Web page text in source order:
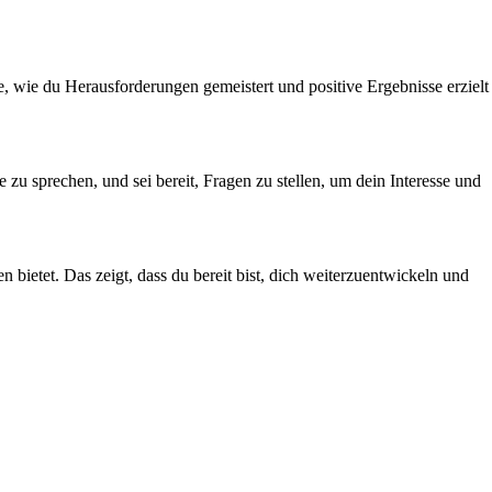
du Herausforderungen gemeistert und positive Ergebnisse erzielt
sprechen, und sei bereit, Fragen zu stellen, um dein Interesse und
bietet. Das zeigt, dass du bereit bist, dich weiterzuentwickeln und